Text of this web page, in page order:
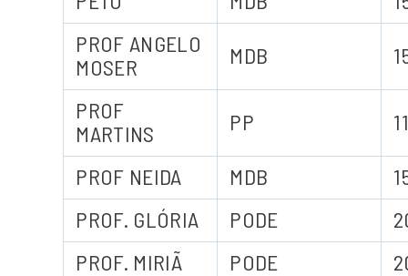
PROF ANGELO
MOSER
MDB
PROF
MARTINS
PP
PROF NEIDA MDB
PROF. GLÓRIA
PODE
PROF. MIRIÃ
PODE